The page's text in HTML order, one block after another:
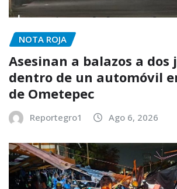
NOTA ROJA
Asesinan a balazos a dos
dentro de un automóvil
de Ometepec
Reportegro1 Ago 6, 2026